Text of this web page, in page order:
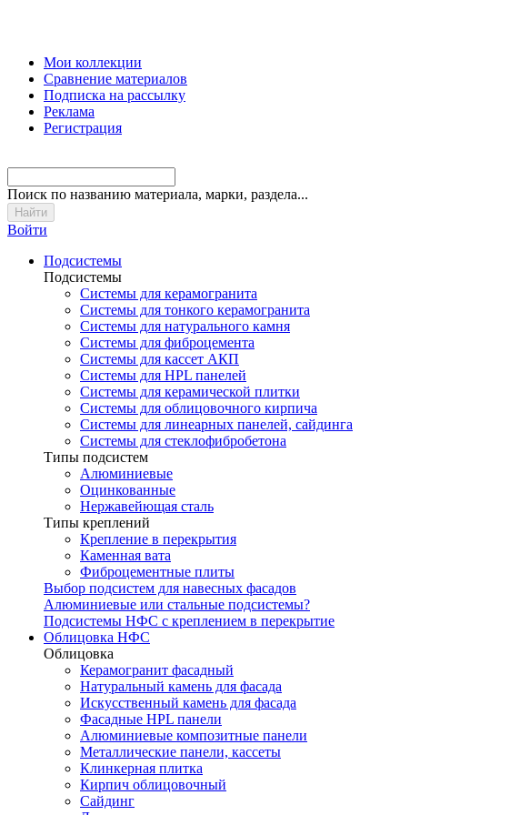
Мои коллекции
Сравнение материалов
Подписка на рассылку
Реклама
Регистрация
Поиск по названию материала, марки, раздела...
Войти
Подсистемы
Подсистемы
Системы для керамогранита
Системы для тонкого керамогранита
Системы для натурального камня
Системы для фиброцемента
Системы для кассет АКП
Системы для HPL панелей
Системы для керамической плитки
Системы для облицовочного кирпича
Системы для линеарных панелей, сайдинга
Системы для стеклофибробетона
Типы подсистем
Алюминиевые
Оцинкованные
Нержавейющая сталь
Типы креплений
Крепление в перекрытия
Каменная вата
Фиброцементные плиты
Выбор подсистем для навесных фасадов
Алюминиевые или стальные подсистемы?
Подсистемы НФС с креплением в перекрытие
Облицовка НФС
Облицовка
Керамогранит фасадный
Натуральный камень для фасада
Искусственный камень для фасада
Фасадные HPL панели
Алюминиевые композитные панели
Металлические панели, кассеты
Клинкерная плитка
Кирпич облицовочный
Сайдинг